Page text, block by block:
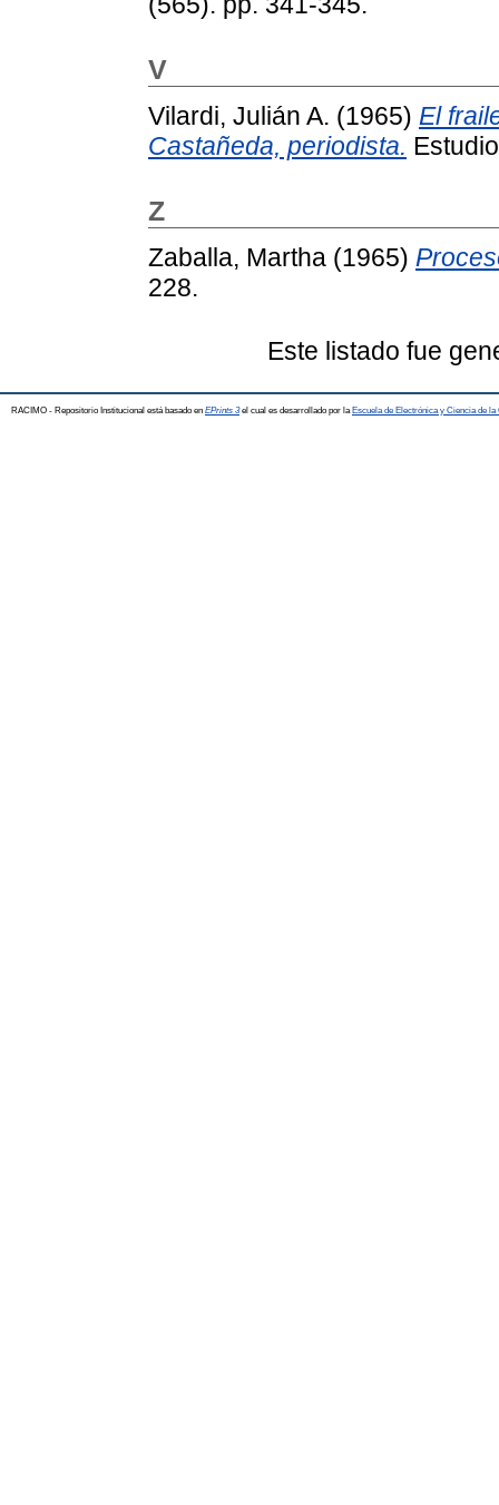
V
Vilardi, Julián A. (1965) El
Castañeda, periodista.
Z
Zaballa, Martha (1965)
228.
Este listado fue
RACIMO - Repositorio Institucional está basado en EPrints 3el cual es desarrollado por la Escuela de Electrónica y Ciencia de la